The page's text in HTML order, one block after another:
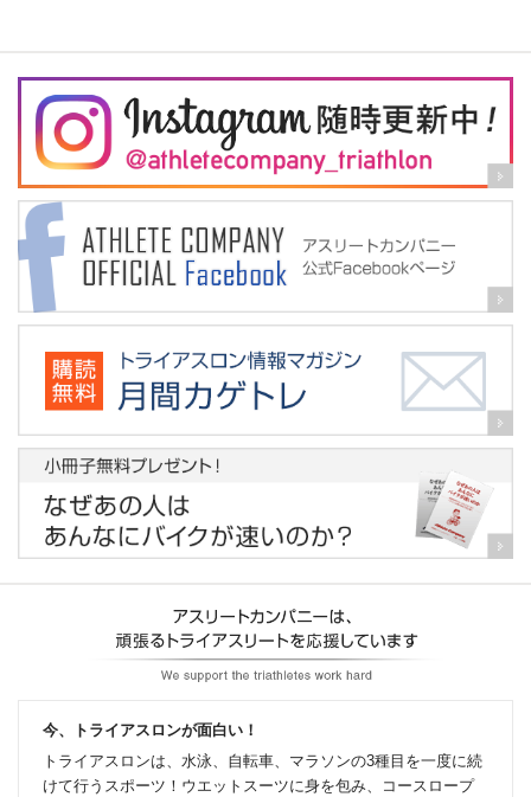
今、トライアスロンが面白い！
トライアスロンは、水泳、自転車、マラソンの3種目を一度に続
けて行うスポーツ！ウエットスーツに身を包み、コースロープ